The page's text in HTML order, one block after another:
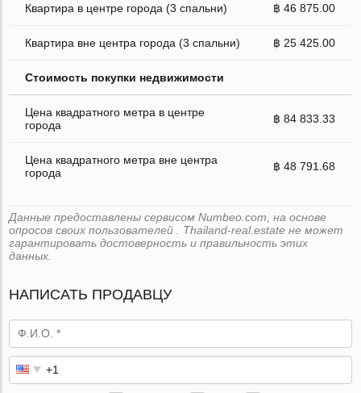
Квартира в центре города (3 спальни) ฿ 46 875.00
Квартира вне центра города (3 спальни) ฿ 25 425.00
Стоимость покупки недвижимости
Цена квадратного метра в центре
города
฿ 84 833.33
Цена квадратного метра вне центра
города
฿ 48 791.68
Данные предоставлены сервисом Numbeo.com, на основе
опросов своих пользователей . Thailand-real.estate не может
гарантировать достоверность и правильность этих
данных.
НАПИСАТЬ ПРОДАВЦУ